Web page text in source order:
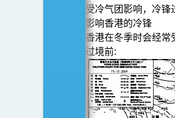
受冷气团影响，冷锋
影响香港的冷锋
香港在冬季时会经常
过境前: